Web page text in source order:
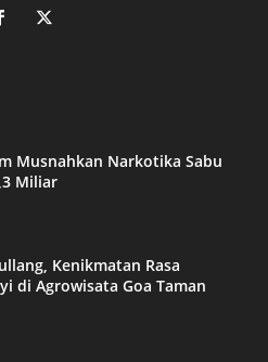
Musnahkan Narkotika Sabu
Miliar
Kenikmatan Rasa
di Agrowisata Goa Taman